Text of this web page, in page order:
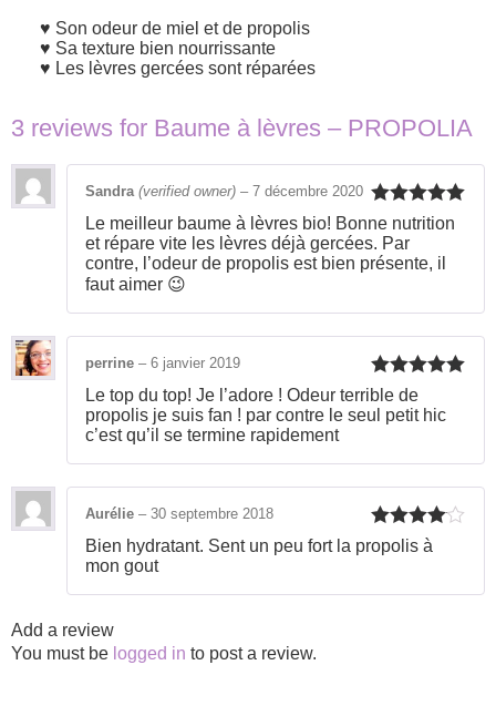
Son odeur de miel et de propolis
Sa texture bien nourrissante
Les lèvres gercées sont réparées
3 reviews for Baume à lèvres – PROPOLIA
Rated5out
of 5
Sandra (verified owner) – 7 décembre 2020
Le meilleur baume à lèvres bio! Bonne nutrition
et répare vite les lèvres déjà gercées. Par
contre, l’odeur de propolis est bien présente, il
faut aimer 😉
Rated
of 5
perrine – 6 janvier 2019
Le top du top! Je l’adore ! Odeur terrible de
propolis je suis fan ! par contre le seul petit hic
c’est qu’il se termine rapidement
Rated 4
out of 5
Aurélie – 30 septembre 2018
Bien hydratant. Sent un peu fort la propolis à
mon gout
Add a review
You must be logged in to post a review.